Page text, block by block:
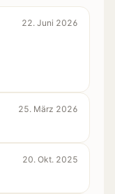
22. Juni 2026
25. März 2026
20. Okt. 2025